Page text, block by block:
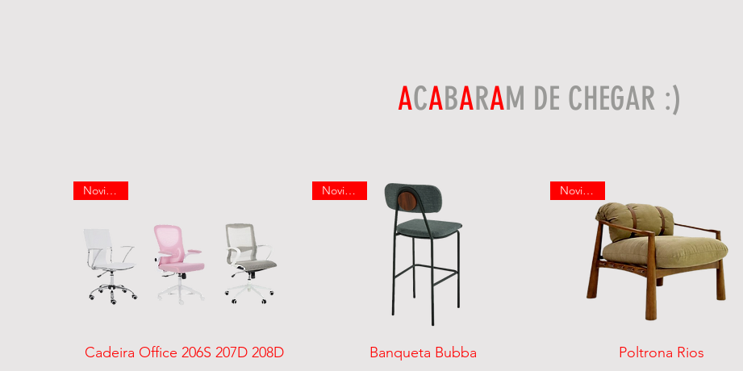
ACABARAM DE CHEGAR :)
Visualização rápida
Novidade
Cadeira Office 206S 207D 208D Visualização rápida
Novidade
Banqueta Bubba Visualização rápida
Novidade
Poltrona Rios